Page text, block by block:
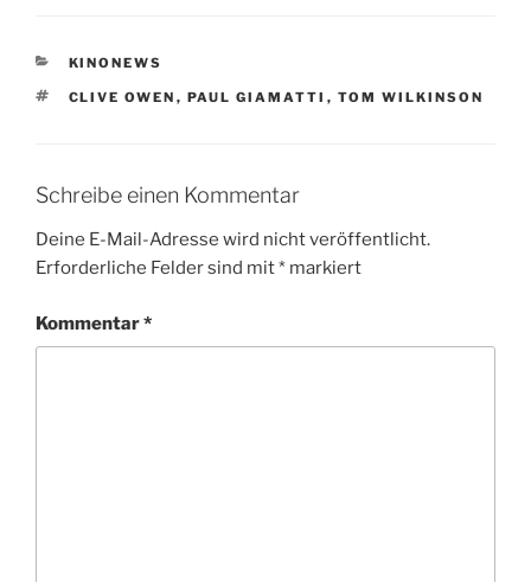
KATEGORIEN
KINONEWS
SCHLAGWÖRTER
CLIVE OWEN , PAUL GIAMATTI , TOM WILKINSON
Schreibe einen Kommentar
Deine E-Mail-Adresse wird nicht veröffentlicht.
Erforderliche Felder sind mit* markiert
Kommentar*